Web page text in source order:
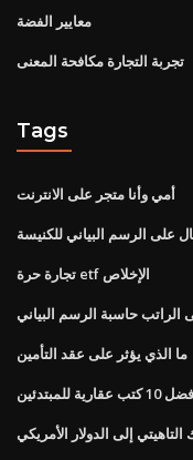
معايير الفضة
تجربة التجارة مكافحة المعنى
Tags
أمي وأنا متجر على الانترنت
على الرسم البياني للكنيسة
تجارة حرة etf الإخلاص
حاسبة الرسم البياني
ما الذي يؤثر على عقد التأمين
كتب عقارية للمبتدئين
إلى الدولار الأمريكي